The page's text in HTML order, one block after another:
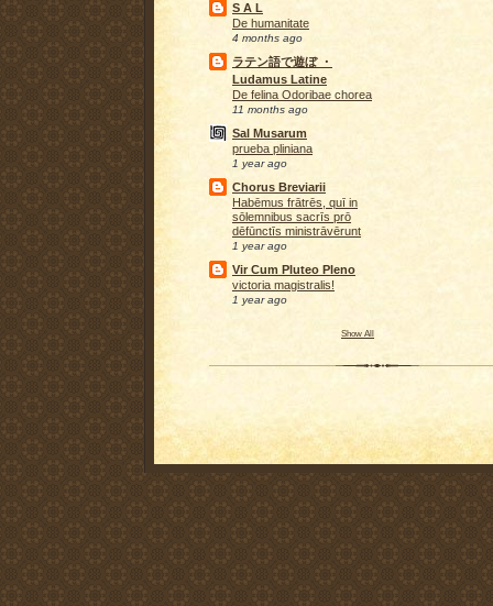
S A L
De humanitate
4 months ago
ラテン語で遊ぼ ・
Ludamus Latine
De felina Odoribae chorea
11 months ago
Sal Musarum
prueba pliniana
1 year ago
Chorus Breviarii
Habēmus frātrēs, quī in
sōlemnibus sacrīs prō
dēfūnctīs ministrāvērunt
1 year ago
Vir Cum Pluteo Pleno
victoria magistralis!
1 year ago
Show All